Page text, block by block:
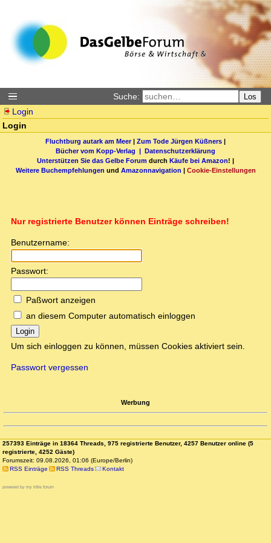
Suche: Los
Login
Login
Fluchtburg autark am Meer| Zum Tode Jürgen Küßners |
Bücher vom Kopp-Verlag | Datenschutzerklärung
Unterstützen Sie das Gelbe Forum durch Käufe bei Amazon! |
Weitere Buchempfehlungen und Amazonnavigation | Cookie-Einstellungen
Nur registrierte Benutzer können Einträge schreiben!
Benutzername:
Passwort:
Paßwort anzeigen
an diesem Computer automatisch einloggen
Login
Um sich einloggen zu können, müssen Cookies aktiviert sein.
Passwort vergessen
Werbung
257393 Einträge in 18364 Threads, 975 registrierte Benutzer, 4257 Benutzer online (5
registrierte, 4252 Gäste)
Forumszeit: 09.08.2026, 01:06 (Europe/Berlin)
RSS Einträge
RSS Threads Kontakt
powered by my little forum